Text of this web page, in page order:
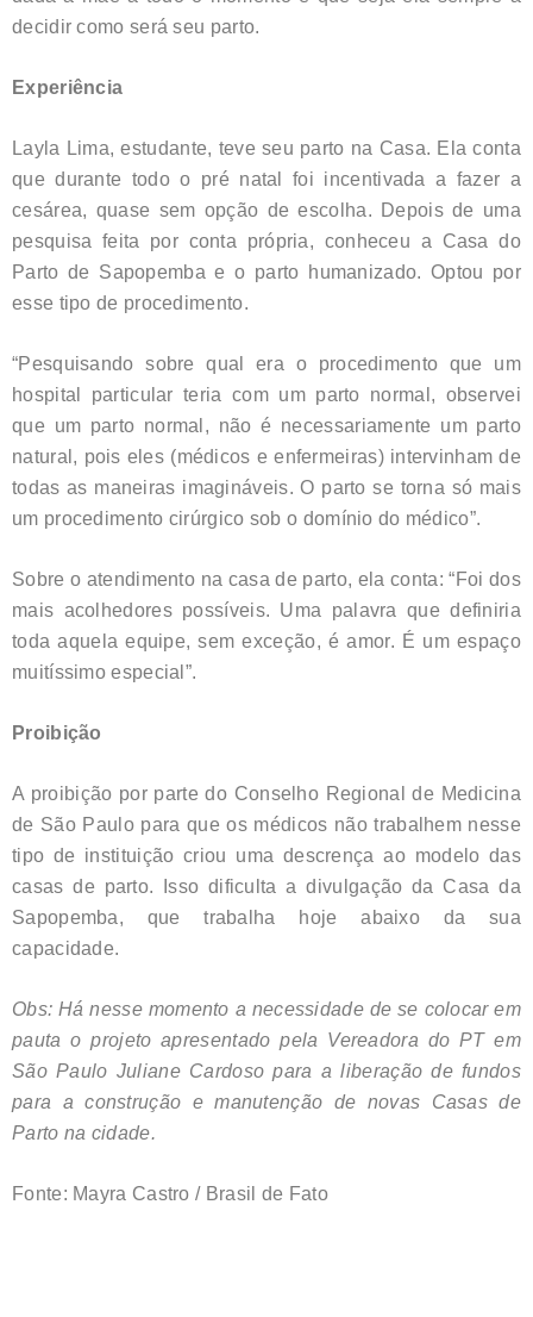
decidir como será seu parto.
Experiência
Layla Lima, estudante, teve seu parto na Casa. Ela conta
que durante todo o pré natal foi incentivada a fazer a
cesárea, quase sem opção de escolha. Depois de uma
pesquisa feita por conta própria, conheceu a Casa do
Parto de Sapopemba e o parto humanizado. Optou por
esse tipo de procedimento.
“Pesquisando sobre qual era o procedimento que um
hospital particular teria com um parto normal, observei
que um parto normal, não é necessariamente um parto
natural, pois eles (médicos e enfermeiras) intervinham de
todas as maneiras imagináveis. O parto se torna só mais
um procedimento cirúrgico sob o domínio do médico”.
Sobre o atendimento na casa de parto, ela conta: “Foi dos
mais acolhedores possíveis. Uma palavra que definiria
toda aquela equipe, sem exceção, é amor. É um espaço
muitíssimo especial”.
Proibição
A proibição por parte do Conselho Regional de Medicina
de São Paulo para que os médicos não trabalhem nesse
tipo de instituição criou uma descrença ao modelo das
casas de parto. Isso dificulta a divulgação da Casa da
Sapopemba, que trabalha hoje abaixo da sua
capacidade.
Obs: Há nesse momento a necessidade de se colocar em
pauta o projeto apresentado pela Vereadora do PT em
São Paulo Juliane Cardoso para a liberação de fundos
para a construção e manutenção de novas Casas de
Parto na cidade.
Fonte: Mayra Castro / Brasil de Fato